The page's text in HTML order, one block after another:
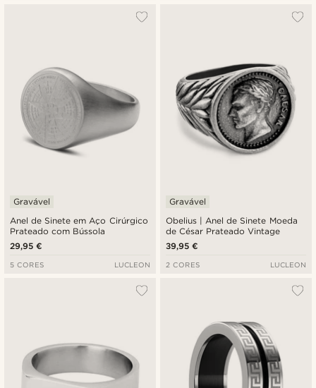
Anel de Sinete em Aço Cirúrgico
Prateado com Bússola
Gravável
29,95 €
5 CORES LUCLEON
Obelius | Anel de Sinete Moeda
de César Prateado Vintage
Gravável
39,95 €
2 CORES LUCLEON